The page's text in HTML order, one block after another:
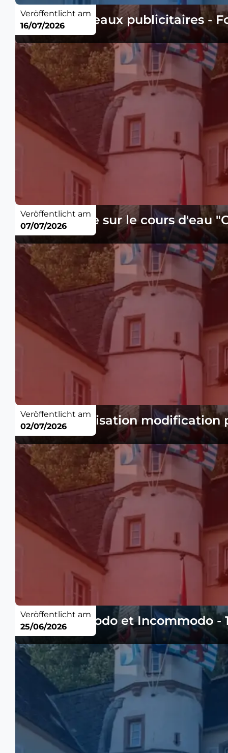
Avis - panneaux publicitaires -
Veröffentlicht am
16/07/2026
Avis - pêche sur le cours d'eau
Veröffentlicht am
07/07/2026
Avis - Autorisation modification
Veröffentlicht am
02/07/2026
Avis Commodo et Incommodo -
Veröffentlicht am
25/06/2026